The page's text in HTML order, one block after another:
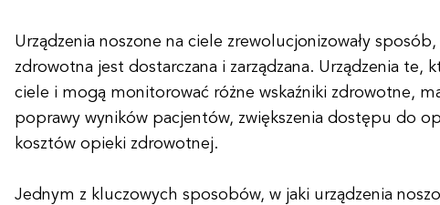
Urządzenia noszone na ciele zrewolucjonizowały
zdrowotna jest dostarczana i zarządzana. Urządzenia te,
ciele i mogą monitorować różne wskaźniki zdrowotne,
poprawy wyników pacjentów, zwiększenia dostępu do
kosztów opieki zdrowotnej.
Jednym z kluczowych sposobów, w jaki urządzenia